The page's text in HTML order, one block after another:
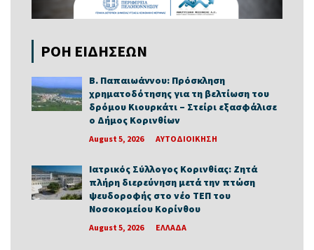
ΡΟΗ ΕΙΔΗΣΕΩΝ
Β. Παπαιωάννου: Πρόσκληση
χρηματοδότησης για τη βελτίωση του
δρόμου Κιουρκάτι – Στείρι εξασφάλισε
ο Δήμος Κορινθίων
August 5, 2026 ΑΥΤΟΔΙΟΙΚΗΣΗ
Ιατρικός Σύλλογος Κορινθίας: Ζητά
πλήρη διερεύνηση μετά την πτώση
ψευδοροφής στο νέο ΤΕΠ του
Νοσοκομείου Κορίνθου
August 5, 2026 ΕΛΛΑΔΑ